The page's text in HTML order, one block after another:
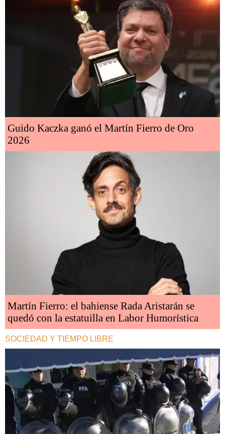
Guido Kaczka ganó el Martín Fierro de Oro
2026
Martín Fierro: el bahiense Rada Aristarán se
quedó con la estatuilla en Labor Humorística
SOCIEDAD Y TIEMPO LIBRE